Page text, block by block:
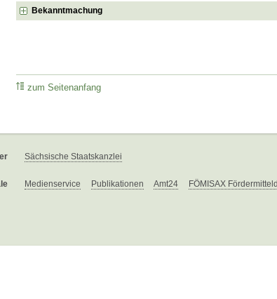
Bekanntmachung
zum Seitenanfang
Sächsische Staatskanzlei
Medienservice Publikationen Amt24 FÖMISAX